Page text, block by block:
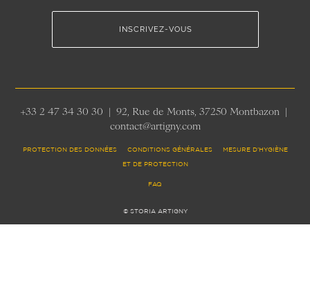
INSCRIVEZ-VOUS
+33 2 47 34 30 30 | 92, Rue de Monts, 37250 Montbazon |
contact@artigny.com
PROTECTION DES DONNÉES CONDITIONS GÉNÉRALES MESURE D’HYGIÈNE
ET DE PROTECTION
FAQ
© STORIA ARTIGNY